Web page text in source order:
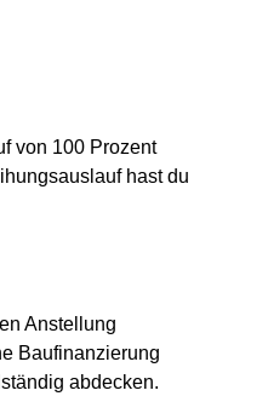
von 100 Prozent
hast du
Anstellung
Baufinanzierung
abdecken.